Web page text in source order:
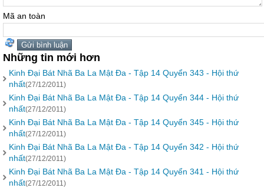
Mã an toàn
Những tin mới hơn
Kinh Đại Bát Nhã Ba La Mật Đa - Tập 14 Quyển 343 - Hội thứ
nhất(27/12/2011)
Kinh Đại Bát Nhã Ba La Mật Đa - Tập 14 Quyển 344 - Hội thứ
nhất(27/12/2011)
Kinh Đại Bát Nhã Ba La Mật Đa - Tập 14 Quyển 345 - Hội thứ
nhất(27/12/2011)
Kinh Đại Bát Nhã Ba La Mật Đa - Tập 14 Quyển 342 - Hội thứ
nhất(27/12/2011)
Kinh Đại Bát Nhã Ba La Mật Đa - Tập 14 Quyển 341 - Hội thứ
nhất(27/12/2011)